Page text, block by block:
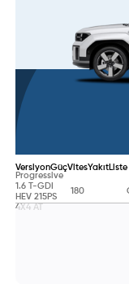
VersiyonGüçVitesYakıt
Progressive
1.6 T-GDI
HEV 215PS
4X4 AT
180